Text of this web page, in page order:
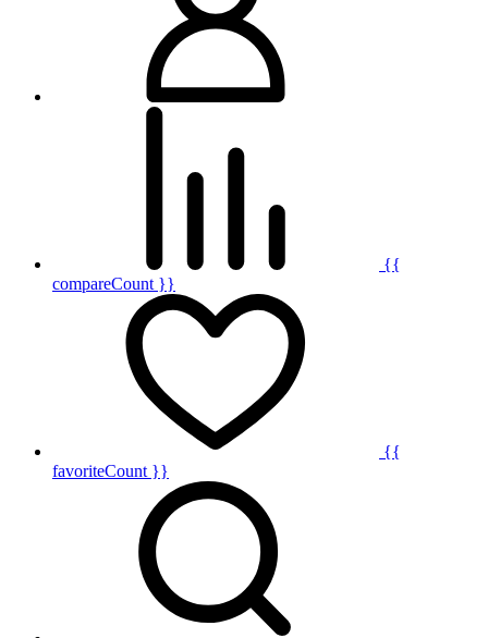
{{
compareCount }}
{{
favoriteCount }}